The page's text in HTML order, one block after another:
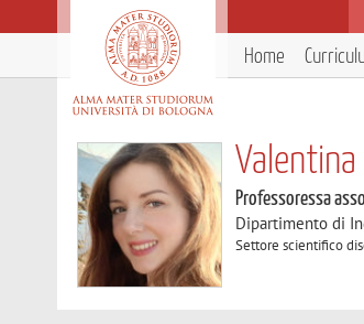
Home
Valentina
Professoressa
Dipartimento di
Settore scientifico